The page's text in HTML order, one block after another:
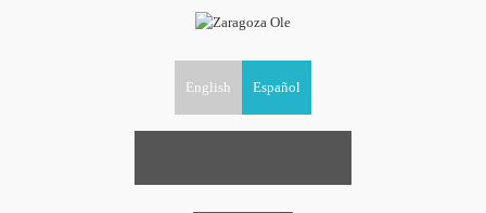
English Español